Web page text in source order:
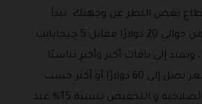
بغض النظر عن وجهتك. تبدأ
أسعار هذه الباقات من حوالي 20 دولارًا مقابل 5 جيجابايت
لمدة 15 يومًا، وتمتد إلى باقات أكبر وأكثر تناسبًا
للرحلات الطويلة بسعر يصل إلى 60 دولارًا أو أكثر حسب
حجم البيانات ومدة الصلاحية و التخفيض بنسبة 15% عند